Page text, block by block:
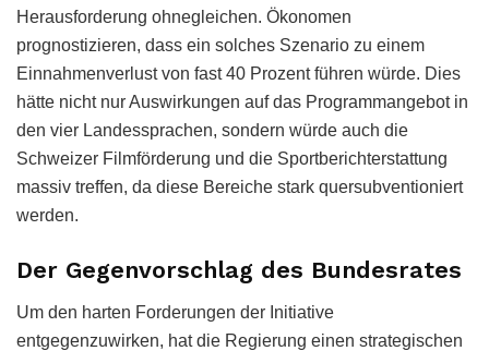
Herausforderung ohnegleichen. Ökonomen
prognostizieren, dass ein solches Szenario zu einem
Einnahmenverlust von fast 40 Prozent führen würde. Dies
hätte nicht nur Auswirkungen auf das Programmangebot in
den vier Landessprachen, sondern würde auch die
Schweizer Filmförderung und die Sportberichterstattung
massiv treffen, da diese Bereiche stark quersubventioniert
werden.
Der Gegenvorschlag des Bundesrates
Um den harten Forderungen der Initiative
entgegenzuwirken, hat die Regierung einen strategischen